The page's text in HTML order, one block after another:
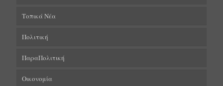
Τοπικά Νέα
Πολιτική
ΠαραΠολιτική
Οικονομία